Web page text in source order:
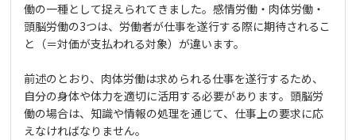
働の一種として捉えられてきました。感情労働・肉体労働・
頭脳労働の3つは、労働者が仕事を遂行する際に期待されるこ
と（＝対価が支払われる対象）が違います。
前述のとおり、肉体労働は求められる仕事を遂行するため、
自分の身体や体力を適切に活用する必要があります。頭脳労
働の場合は、知識や情報の処理を通じて、仕事上の要求に応
えなければなりません。